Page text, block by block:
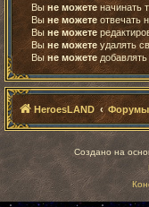
Выне можете начинать
Вы не можете отвечать
Вы не можете
Выне можете удалять
Выне можете
HeroesLAND Форумы
Создано на